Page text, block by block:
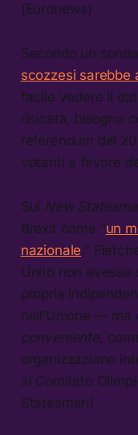
(Euronews)
Secondo un
scozzesi sarebbe
facile vedere il
risicata, bisogna
referendum del
votanti a favore
Sul New
Brexit come “un
nazionale.”
Unito non avesse
propria
nell’Unione —
conveniente,
organizzazione
al Comitato
Statesman)